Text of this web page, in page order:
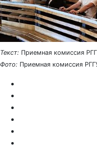
Текст: Приемная комиссия
Фото: Приемная комиссия